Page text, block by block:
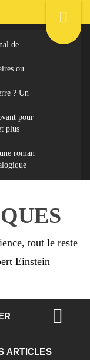
de
ou
? Un
pour
plus
roman
tout le reste
Einstein
ARTICLES